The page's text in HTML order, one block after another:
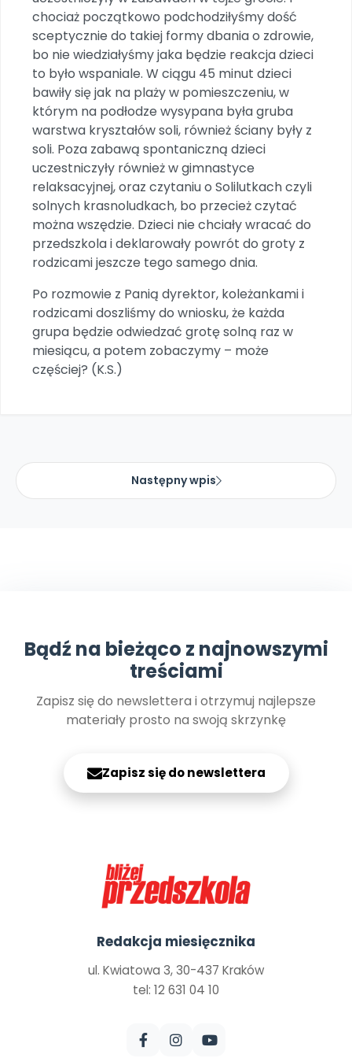
Archiwalne numery
Pomoc
Promocje
chociaż początkowo podchodziłyśmy dość
sceptycznie do takiej formy dbania o zdrowie,
bo nie wiedziałyśmy jaka będzie reakcja dzieci
to było wspaniale. W ciągu 45 minut dzieci
bawiły się jak na plaży w pomieszczeniu, w
którym na podłodze wysypana była gruba
warstwa kryształów soli, również ściany były z
soli. Poza zabawą spontaniczną dzieci
uczestniczyły również w gimnastyce
relaksacyjnej, oraz czytaniu o Solilutkach czyli
solnych krasnoludkach, bo przecież czytać
można wszędzie. Dzieci nie chciały wracać do
przedszkola i deklarowały powrót do groty z
rodzicami jeszcze tego samego dnia.
Po rozmowie z Panią dyrektor, koleżankami i
rodzicami doszliśmy do wniosku, że każda
grupa będzie odwiedzać grotę solną raz w
miesiącu, a potem zobaczymy – może
częściej? (K.S.)
Następny wpis
Bądź na bieżąco z najnowszymi
treściami
Zapisz się do newslettera i otrzymuj najlepsze
materiały prosto na swoją skrzynkę
Zapisz się do newslettera
Redakcja miesięcznika
ul. Kwiatowa 3, 30-437 Kraków
tel: 12 631 04 10